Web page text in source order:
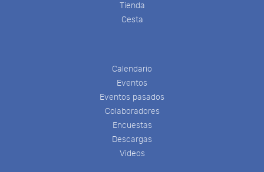
Tienda
Cesta
Calendario
Eventos
Eventos pasados
Colaboradores
Encuestas
Descargas
Videos